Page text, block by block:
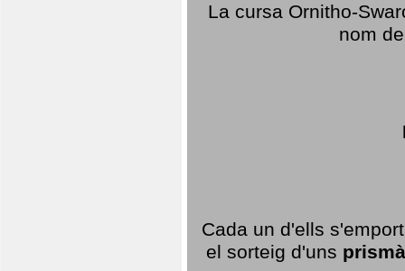
La cursa Ornitho-
nom
Cada un d'ells
el sorteig d'uns